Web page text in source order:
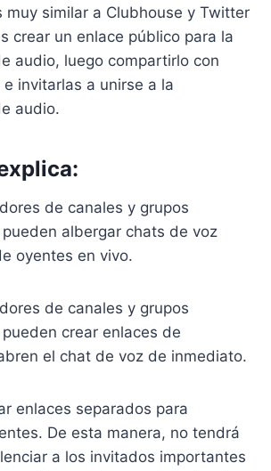
muy similar a Clubhouse y Twitter
crear un enlace público para la
audio, luego compartirlo con
invitarlas a unirse a la
audio.
de canales y grupos
albergar chats de voz
oyentes en vivo.
de canales y grupos
crear enlaces de
el chat de voz de inmediato.
enlaces separados para
De esta manera, no tendrá
a los invitados importantes